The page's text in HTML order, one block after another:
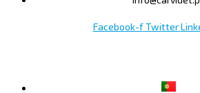
Facebook-f Twitter